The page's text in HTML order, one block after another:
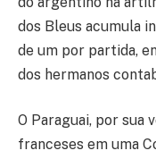
dos Bleus acumula
de um por partida,
dos hermanos
O Paraguai, por sua
franceses em uma